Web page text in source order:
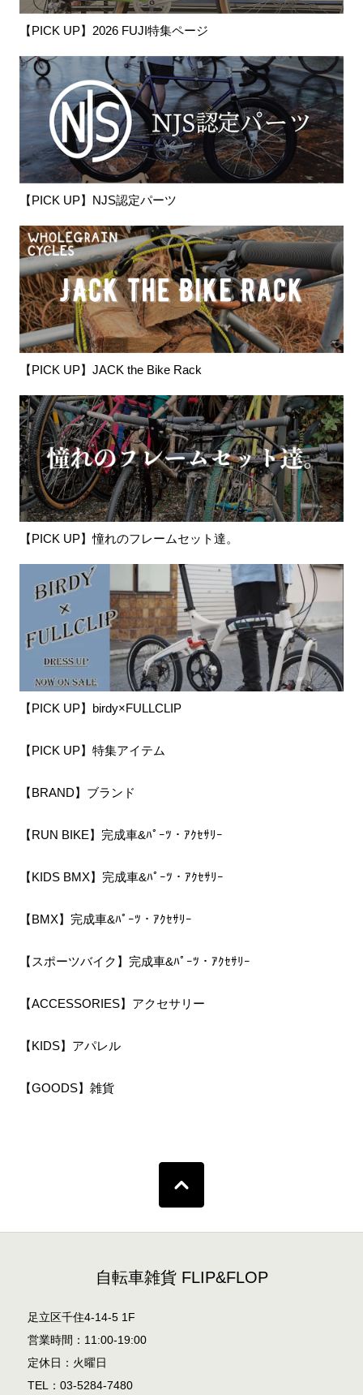
【PICK UP】2026 FUJI特集ページ
【PICK UP】NJS認定パーツ
【PICK UP】JACK the Bike Rack
【PICK UP】憧れのフレームセット達。
【PICK UP】birdy×FULLCLIP
【PICK UP】特集アイテム
【BRAND】ブランド
【RUN BIKE】完成車&ﾊﾟｰﾂ・ｱｸｾｻﾘｰ
【KIDS BMX】完成車&ﾊﾟｰﾂ・ｱｸｾｻﾘｰ
【BMX】完成車&ﾊﾟｰﾂ・ｱｸｾｻﾘｰ
【スポーツバイク】完成車&ﾊﾟｰﾂ・ｱｸｾｻﾘｰ
【ACCESSORIES】アクセサリー
【KIDS】アパレル
【GOODS】雑貨
自転車雑貨 FLIP&FLOP
足立区千住4-14-5 1F
営業時間：11:00-19:00
定休日：火曜日
TEL：03-5284-7480